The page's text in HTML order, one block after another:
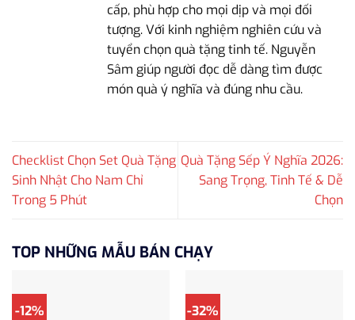
cấp, phù hợp cho mọi dịp và mọi đối
tượng. Với kinh nghiệm nghiên cứu và
tuyển chọn quà tặng tinh tế. Nguyễn
Sâm giúp người đọc dễ dàng tìm được
món quà ý nghĩa và đúng nhu cầu.
Checklist Chọn Set Quà Tặng
Sinh Nhật Cho Nam Chỉ
Trong 5 Phút
Quà Tặng Sếp Ý Nghĩa 2026:
Sang Trọng, Tinh Tế & Dễ
Chọn
TOP NHỮNG MẪU BÁN CHẠY
-12% -32%